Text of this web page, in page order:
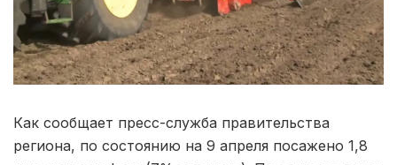
Как сообщает пресс-служба правительства
региона, по состоянию на 9 апреля посажено 1,8